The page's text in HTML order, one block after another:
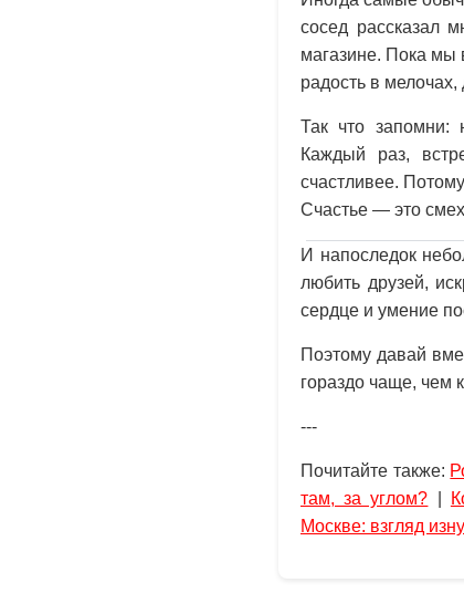
сосед рассказал
магазине. Пока мы
радость в
Так что запомни:
Каждый раз,
счастливее.
Счастье — это
И напоследок
любить друзей,
сердце и умение
Поэтому давай
гораздо чаще, чем
---
Почитайте также:
там, за углом?
Москве: взгляд